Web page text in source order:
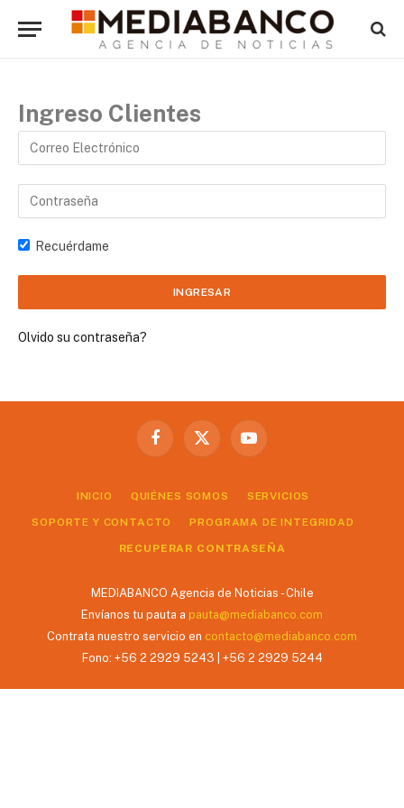
Ingreso Clientes
Recuérdame
Olvido su contraseña?
Facebook
X
YouTube
INICIO QUIÉNES SOMOS SERVICIOS
SOPORTE Y CONTACTO PROGRAMA DE INTEGRIDAD
RECUPERAR CONTRASEÑA
MEDIABANCO Agencia de Noticias - Chile
Envíanos tu pauta a pauta@mediabanco.com
Contrata nuestro servicio en contacto@mediabanco.com
Fono: +56 2 2929 5243 | +56 2 2929 5244